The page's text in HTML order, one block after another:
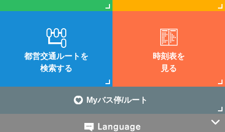
都営交通ルートを
検索する
時刻表を
見る
Myバス停/ルート
